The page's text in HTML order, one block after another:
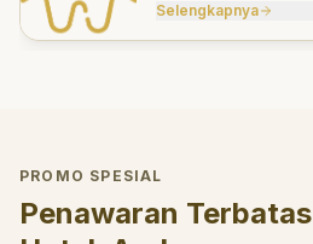
effectively.
Selengkapnya
PROMO SPESIAL
Penawaran Terbatas